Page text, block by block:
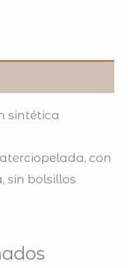
sintética
con
sin bolsillos